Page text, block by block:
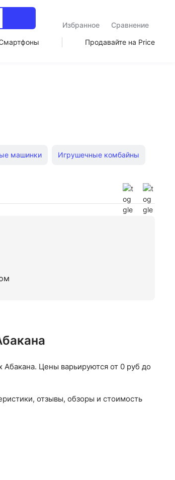
Избранное
Сравнение
Продавайте на Price
машинки Игрушечные комбайны
Цены варьируются от 0 руб до
отзывы, обзоры и стоимость